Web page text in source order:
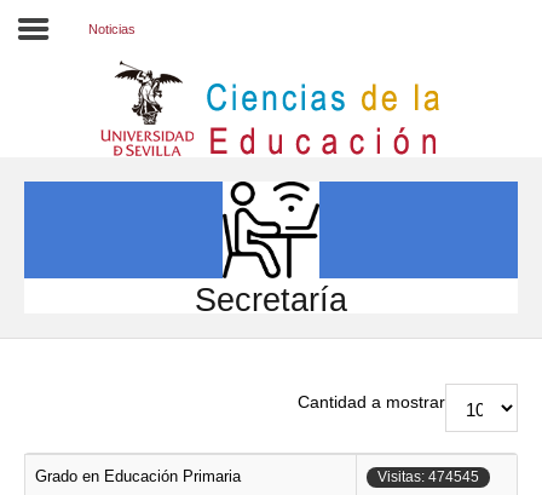
INVESTIGACIÓN
Noticias
Secretaría
Cantidad a mostrar
Grado en Educación Primaria Visitas: 474545